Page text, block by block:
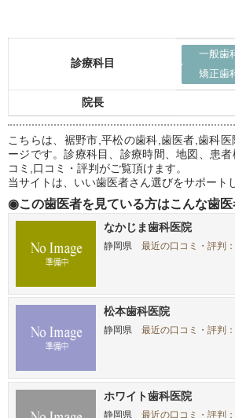
診療科目
一般歯
矯正歯
院長
こちらは、裾野市,平松の歯科,歯医者,歯科
ージです。診療科目、診療時間、地図、患
コミ,口コミ・評判がご覧頂けます。
当サイトは、いい歯医者さん選びをサポート
◉この歯医者を見ている方はこんな歯
なかじま歯科医院
静岡県 最近の口コミ・評判
松本歯科医院
静岡県 最近の口コミ・評判
ホワイト歯科医院
静岡県 最近の口コミ・評判